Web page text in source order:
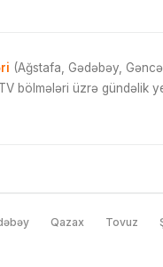
(Ağstafa, Gədəbəy,
bölmələri üzrə gündəlik
Qazax Tovuz